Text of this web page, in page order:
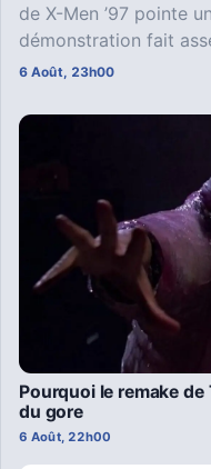
de X-Men ’97 pointe
démonstration fait
6 Août, 23h00
Pourquoi le remake
du gore
6 Août, 22h00